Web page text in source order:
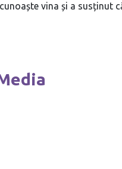
vina și a susținut